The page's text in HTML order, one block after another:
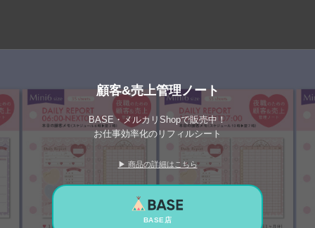
顧客&売上管理ノート
BASE・メルカリShopで販売中！
お仕事効率化のリフィルシート
▶ 商品の詳細はこちら
BASE店